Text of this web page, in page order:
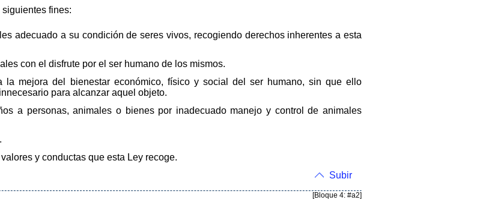
fines:
adecuado a su condición de seres vivos, recogiendo derechos inherentes a esta
con el disfrute por el ser humano de los mismos.
mejora del bienestar económico, físico y social del ser humano, sin que ello
para alcanzar aquel objeto.
a personas, animales o bienes por inadecuado manejo y control de animales
y conductas que esta Ley recoge.
Subir
[Bloque 4: #a2]